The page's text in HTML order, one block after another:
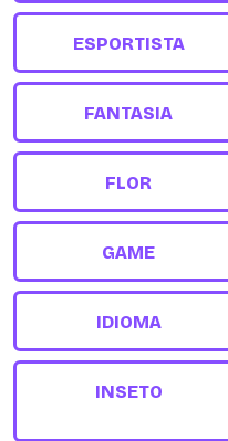
ESPORTISTA
FANTASIA
FLOR
GAME
IDIOMA
INSETO